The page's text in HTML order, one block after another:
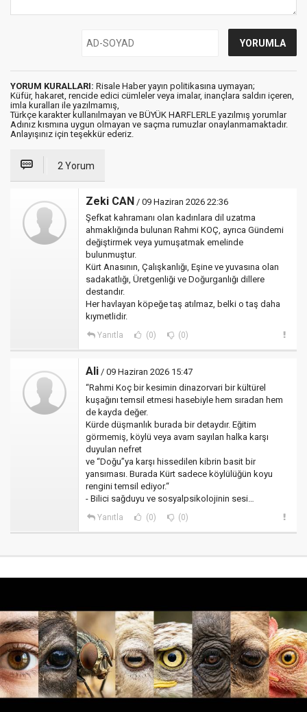
YORUM KURALLARI: Risale Haber yayın politikasına uymayan;
Küfür, hakaret, rencide edici cümleler veya imalar, inançlara saldırı içeren,
imla kuralları ile yazılmamış,
Türkçe karakter kullanılmayan ve BÜYÜK HARFLERLE yazılmış yorumlar
Adınız kısmına uygun olmayan ve saçma rumuzlar onaylanmamaktadır.
Anlayışınız için teşekkür ederiz.
2 Yorum
Zeki CAN / 09 Haziran 2026 22:36
Şefkat kahramanı olan kadınlara dil uzatma
ahmaklığında bulunan Rahmi KOÇ, ayrıca Gündemi
değiştirmek veya yumuşatmak emelinde
bulunmuştur.
Kürt Anasının, Çalışkanlığı, Eşine ve yuvasına olan
sadakatlığı, Üretgenliği ve Doğurganlığı dillere
destandır.
Her havlayan köpeğe taş atılmaz, belki o taş daha
kıymetlidir.
Yanıtla (0) (0)
Ali / 09 Haziran 2026 15:47
“Rahmi Koç bir kesimin dinazorvari bir kültürel
kuşağını temsil etmesi hasebiyle hem sıradan hem
de kayda değer.
Kürde düşmanlık burada bir detaydır. Eğitim
görmemiş, köylü veya avam sayılan halka karşı
duyulan nefret
ve “Doğu”ya karşı hissedilen kibrin basit bir
yansıması. Burada Kürt sadece köylülüğün koyu
rengini temsil ediyor.“
- Bilici sağduyu ve sosyalpsikolojinin sesi…
Yanıtla (0) (0)